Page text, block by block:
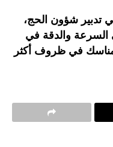
تدبير شؤون الحج،
السرعة والدقة في
في ظروف أكثر